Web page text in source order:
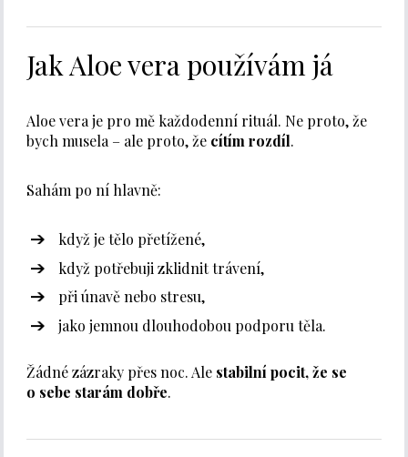
Jak Aloe vera používám já
Aloe vera je pro mě každodenní rituál. Ne proto, že
bych musela – ale proto, že cítím rozdíl.
Sahám po ní hlavně:
když je tělo přetížené,
když potřebuji zklidnit trávení,
při únavě nebo stresu,
jako jemnou dlouhodobou podporu těla.
Žádné zázraky přes noc. Ale stabilní pocit, že se
o sebe starám dobře.